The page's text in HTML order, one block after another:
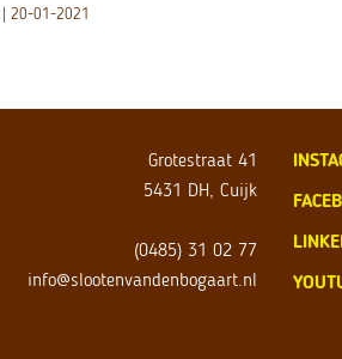
| 20-01-2021
Grotestraat 41
5431 DH, Cuijk
(0485) 31 02 77
info@slootenvandenbogaart.nl